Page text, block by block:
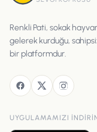
Renkli Pati, sokak
gelerek kurduğu,
bir platformdur.
UYGULAMAMIZI